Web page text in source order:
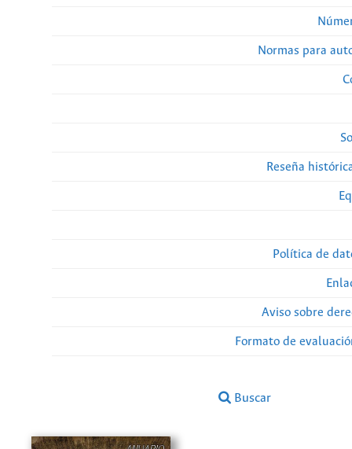
Normas para
Reseña
Política de
Aviso sobre
Formato de
Buscar